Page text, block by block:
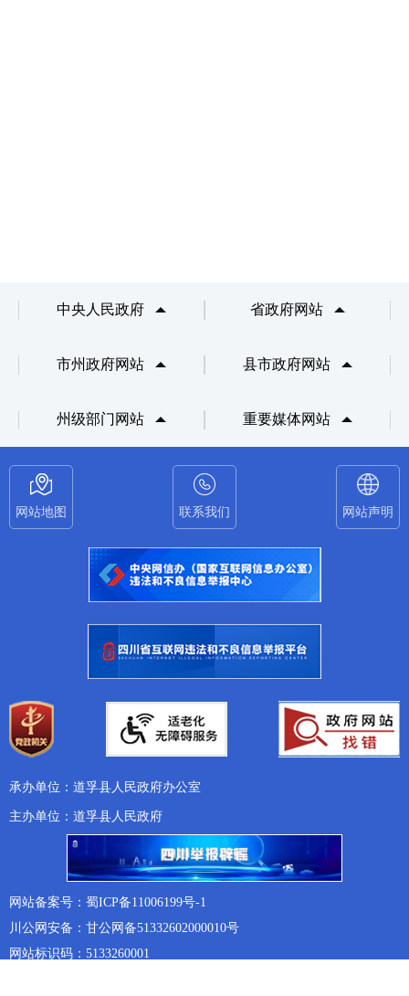
中央人民政府 省政府网站
市州政府网站 县市政府网站
州级部门网站 重要媒体网站
网站地图 联系我们 网站声明
承办单位：道孚县人民政府办公室
主办单位：道孚县人民政府
网站备案号：蜀ICP备11006199号-1
川公网安备：甘公网备51332602000010号
网站标识码：5133260001